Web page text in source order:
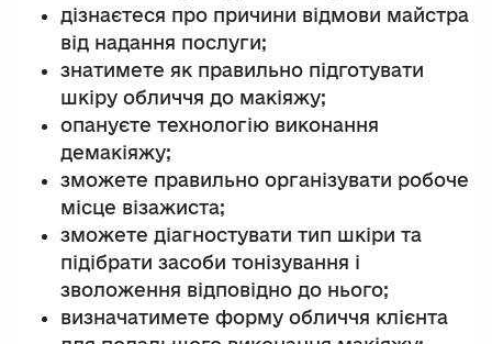
дізнаєтеся про причини відмови майстра
від надання послуги;
знатимете як правильно підготувати
шкіру обличчя до макіяжу;
опануєте технологію виконання
демакіяжу;
зможете правильно організувати робоче
місце візажиста;
зможете діагностувати тип шкіри та
підібрати засоби тонізування і
зволоження відповідно до нього;
визначатимете форму обличчя клієнта